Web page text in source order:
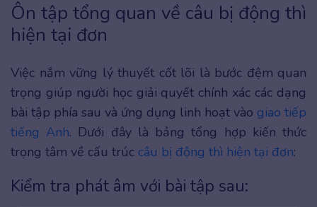
Ôn tập tổng quan về câu bị động thì
hiện tại đơn
Việc nắm vững lý thuyết cốt lõi là bước đệm quan
trọng giúp người học giải quyết chính xác các dạng
bài tập phía sau và ứng dụng linh hoạt vào giao tiếp
tiếng Anh. Dưới đây là bảng tổng hợp kiến thức
trọng tâm về cấu trúc câu bị động thì hiện tại đơn:
Kiểm tra phát âm với bài tập sau: